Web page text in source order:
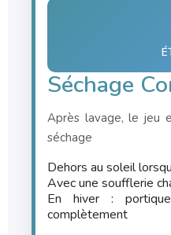
Séchage
Après lavage, le jeu
séchage
Dehors au soleil
Avec une soufflerie
En hiver :
complètement